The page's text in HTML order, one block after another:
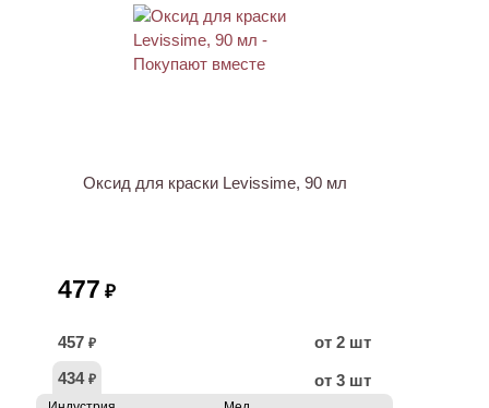
Оксид для краски Levissime, 90 мл
477 ₽
457 ₽
от 2 шт
434 ₽ от 3 шт